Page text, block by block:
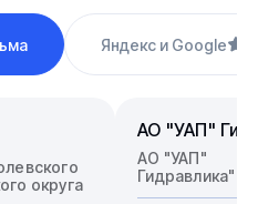
Яндекс и Google
округа
АО "УАП"
АО "УАП"
Гидравлика"